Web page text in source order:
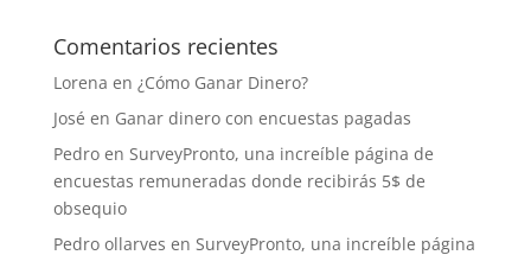
Comentarios recientes
Lorena en ¿Cómo Ganar Dinero?
José en Ganar dinero con encuestas pagadas
Pedroen SurveyPronto, una increíble página de
encuestas remuneradas donde recibirás 5$ de
obsequio
Pedro ollarves en SurveyPronto, una increíble página